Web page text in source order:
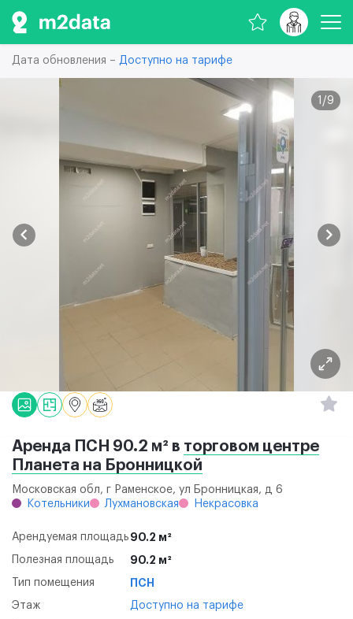
Дата обновления – Доступно на тарифе
1 /9
Аренда ПСН 90.2 м² в торговом центре
Планета на Бронницкой
Московская обл, г Раменское, ул Бронницкая, д 6
Котельники
Лухмановская Некрасовка
Арендуемая площадь 90.2 м²
Полезная площадь 90.2 м²
Тип помещения ПСН
Этаж Доступно на тарифе